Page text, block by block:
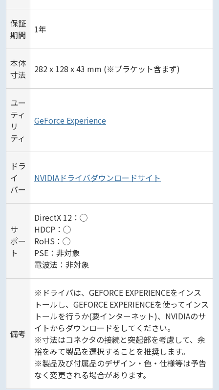
保証
期間
1年
本体
寸法
282 x 128 x 43 mm (※ブラケット含まず)
ユー
ティ
リ
ティ
GeForce Experience
ドラ
イ
バー
NVIDIAドライバダウンロードサイト
サ
ポー
ト
DirectX 12：◯
HDCP：◯
RoHS：◯
PSE：非対象
電波法：非対象
備考
※ドライバは、GEFORCE EXPERIENCEをインス
トールし、GEFORCE EXPERIENCEを使ってインス
トールを行うか(要インターネット)、NVIDIAのサ
イトからダウンロードをしてください。
※寸法はコネクタの接続と突起部を考慮して、余
裕をみて製品を選択することを推奨します。
※製品及び付属品のデザイン・色・仕様等は予告
なく変更される場合があります。